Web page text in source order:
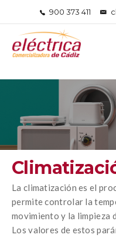
900 373 411
La climatización es el
permite controlar la
movimiento y la limpieza
Los valores de estos